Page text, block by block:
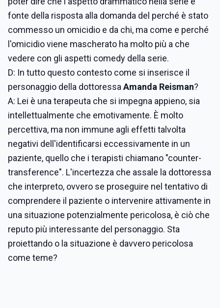
fonte della risposta alla domanda del perché è stato
commesso un omicidio e da chi, ma come e perché
l'omicidio viene mascherato ha molto più a che
vedere con gli aspetti comedy della serie.
D: In tutto questo contesto come si inserisce il
personaggio della dottoressaAmanda Reisman?
A: Lei è una terapeuta che si impegna appieno, sia
intellettualmente che emotivamente. È molto
percettiva, ma non immune agli effetti talvolta
negativi dell'identificarsi eccessivamente in un
paziente, quello che i terapisti chiamano "counter-
transference". L'incertezza che assale la dottoressa
che interpreto, ovvero se proseguire nel tentativo di
comprendere il paziente o intervenire attivamente in
una situazione potenzialmente pericolosa, è ciò che
reputo più interessante del personaggio. Sta
proiettando o la situazione è davvero pericolosa
come teme?